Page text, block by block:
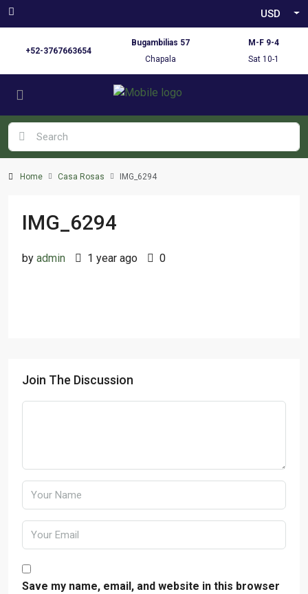
USD
+52-3767663654
Bugambilias 57
Chapala
M-F 9-4
Sat 10-1
Home Casa Rosas IMG_6294
IMG_6294
by admin 1 year ago 0
Join The Discussion
Save my name, email, and website in this browser